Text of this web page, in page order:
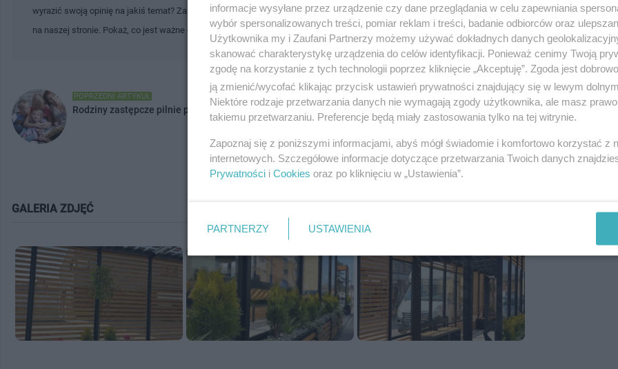
wyrazić swoją opinię na jakiś temat? Zapraszamy Cię do tworzenia treści razem z nami.Wyślij swój tekst, zdjęcia lub wideo poprzez formularz, a my
na naszej stronie. Pokaż, co jest ważne dla Ciebie i Twojej społeczności! Pamiętaj, że każdy głos ma znaczenie.
POPRZEDNI ARTYKUŁ
Rodziny zastępcze pilnie poszukiwane! Flex podzieli się na dwie
GALERIA ZDJĘĆ
informacje wysyłane przez urządzenie czy dane przeglądania w celu zapewniania
wybór spersonalizowanych treści, pomiar reklam i treści, badanie odbiorców oraz
Użytkownika my i Zaufani Partnerzy możemy używać dokładnych danych
skanować charakterystykę urządzenia do celów identyfikacji. Ponieważ cenimy Twoją
zgodę na korzystanie z tych technologii poprzez kliknięcie „Akceptuję”. Zgoda jest
ją zmienić/wycofać klikając przycisk ustawień prywatności znajdujący się w lewym
Niektóre rodzaje przetwarzania danych nie wymagają zgody użytkownika, ale masz
takiemu przetwarzaniu. Preferencje będą miały zastosowania tylko na tej witrynie.
Zapoznaj się z poniższymi informacjami, abyś mógł świadomie i komfortowo korzystać z
internetowych. Szczegółowe informacje dotyczące przetwarzania Twoich danych
Prywatności i Cookies oraz po kliknięciu w „Ustawienia”.
PARTNERZY USTAWIENIA